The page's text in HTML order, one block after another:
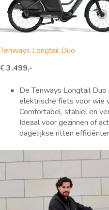
Tenways Longtail Duo
€3.499,-
De Tenways Longtail
elektrische fiets voor wie
Comfortabel, stabiel en
Ideaal voor gezinnen of
dagelijkse ritten